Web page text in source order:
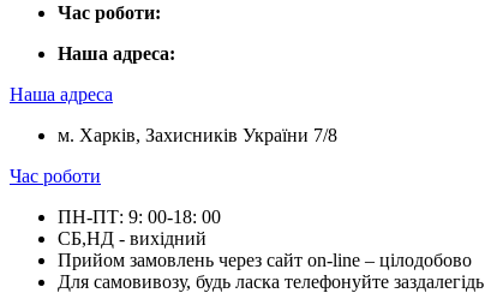
Час роботи:
Наша адреса:
Наша адреса
м. Харків, Захисників України 7/8
Час роботи
ПН-ПТ: 9: 00-18: 00
СБ,НД - вихідний
Прийом замовлень через сайт on-line – цілодобово
Для самовивозу, будь ласка телефонуйте заздалегідь